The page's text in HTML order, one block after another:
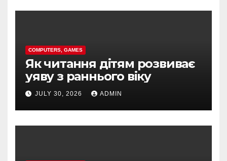
COMPUTERS, GAMES
Як читання дітям розвиває
уяву з раннього віку
JULY 30, 2026 ADMIN